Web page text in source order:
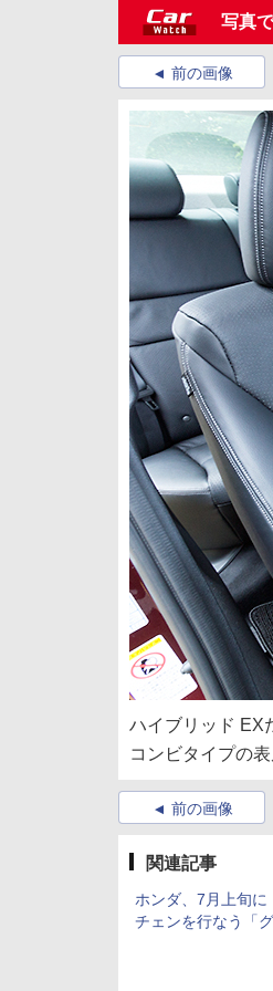
写真
前の画像
ハイブリッド EX
コンビタイプの
前の画像
関連記事
ホンダ、7月上旬
チェンを行なう「